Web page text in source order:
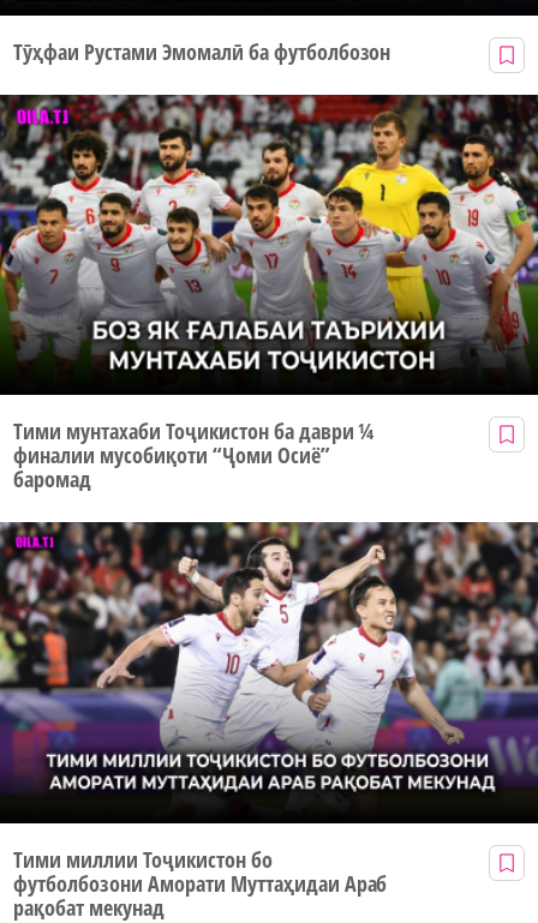
Тӯҳфаи Рустами Эмомалӣ ба футболбозон
Тими мунтахаби Тоҷикистон ба даври ¼
финалии мусобиқоти “Ҷоми Осиё”
баромад
Тими миллии Тоҷикистон бо
футболбозони Аморати Муттаҳидаи Араб
рақобат мекунад